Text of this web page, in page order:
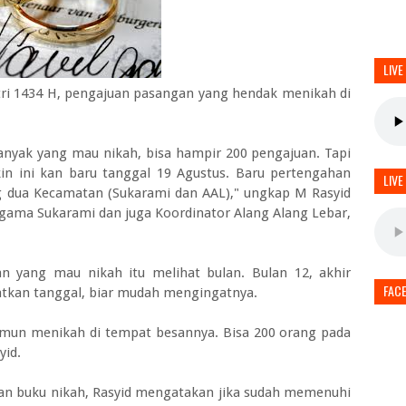
1434 H, pengajuan pasangan yang hendak menikah di
yang mau nikah, bisa hampir 200 pengajuan. Tapi
ini kan baru tanggal 19 Agustus. Baru pertengahan
Kecamatan (Sukarami dan AAL)," ungkap M Rasyid
Sukarami dan juga Koordinator Alang Alang Lebar,
yang mau nikah itu melihat bulan. Bulan 12, akhir
tanggal, biar mudah mengingatnya.
menikah di tempat besannya. Bisa 200 orang pada
buku nikah, Rasyid mengatakan jika sudah memenuhi